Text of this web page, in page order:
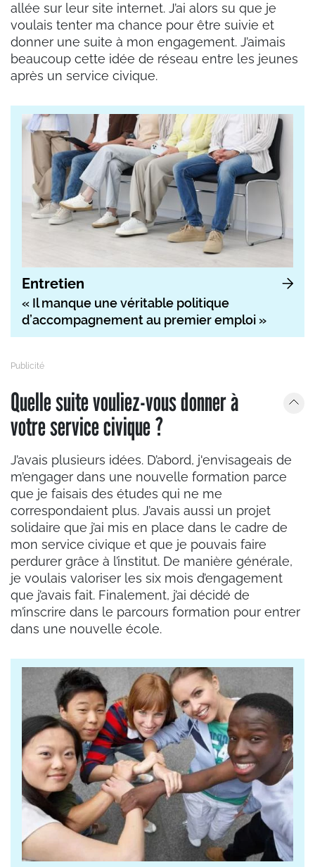
allée sur leur site internet. J’ai alors su que je
voulais tenter ma chance pour être suivie et
donner une suite à mon engagement. J’aimais
beaucoup cette idée de réseau entre les jeunes
après un service civique.
Entretien
« Il manque une véritable politique
d’accompagnement au premier emploi »
Quelle suite vouliez-vous donner à
votre service civique ?
J’avais plusieurs idées. D’abord, j'envisageais de
m’engager dans une nouvelle formation parce
que je faisais des études qui ne me
correspondaient plus. J’avais aussi un projet
solidaire que j’ai mis en place dans le cadre de
mon service civique et que je pouvais faire
perdurer grâce à l’institut. De manière générale,
je voulais valoriser les six mois d’engagement
que j’avais fait. Finalement, j’ai décidé de
m’inscrire dans le parcours formation pour entrer
dans une nouvelle école.